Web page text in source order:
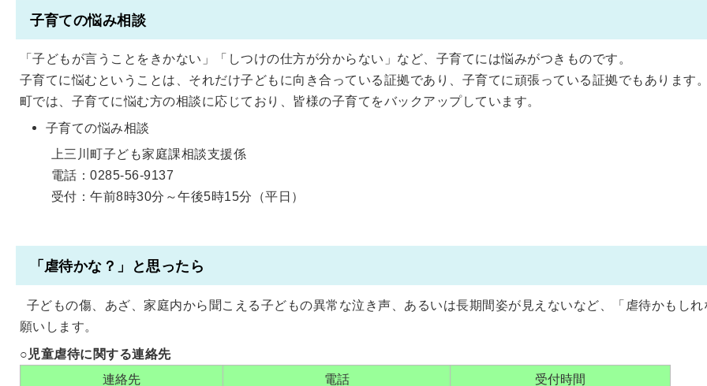
子育ての悩み相談
「子どもが言うことをきかない」「しつけの仕方が分からない」など、子育てには悩みがつきものです。
子育てに悩むということは、それだけ子どもに向き合っている証拠であり、子育てに頑張っている証拠でもあります
町では、子育てに悩む方の相談に応じており、皆様の子育てをバックアップしています。
子育ての悩み相談
上三川町子ども家庭課相談支援係
電話：0285-56-9137
受付：午前8時30分～午後5時15分（平日）
「虐待かな？」と思ったら
子どもの傷、あざ、家庭内から聞こえる子どもの異常な泣き声、あるいは長期間姿が見えないなど、「虐待かもし
願いします。
○児童虐待に関する連絡先
連絡先 電話 受付時間